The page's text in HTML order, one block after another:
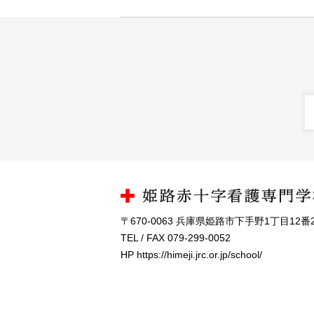
〒670-0063 兵庫県姫路市下手野1丁目12番
TEL / FAX 079-299-0052
HP https://himeji.jrc.or.jp/school/